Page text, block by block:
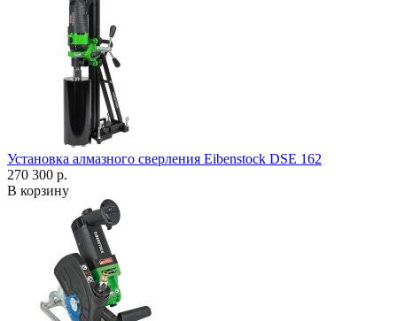
Установка алмазного сверления Eibenstock DSE 162
270 300 р.
В корзину